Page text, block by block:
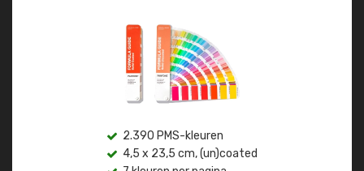
2.390 PMS-kleuren
4,5 x 23,5 cm, (un)coated